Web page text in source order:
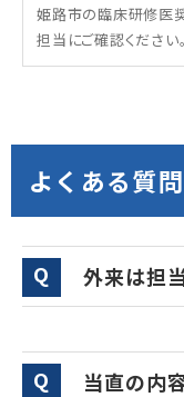
姫路市の臨床研修医
担当にご確認ください。
よくある質問
外来は担
当直の内